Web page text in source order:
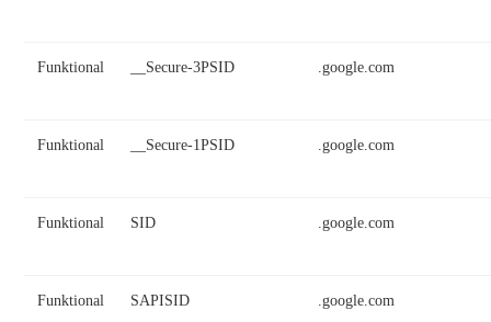
Funktional __Secure-3PSID .google.com
Funktional __Secure-1PSID .google.com
Funktional SID .google.com
Funktional SAPISID .google.com